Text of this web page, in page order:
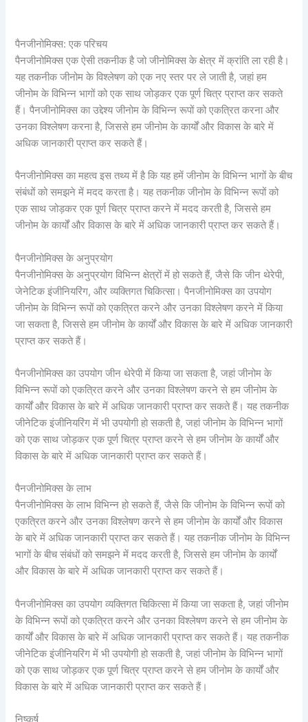
पैनजीनोमिक्स: एक परिचय
पैनजीनोमिक्स एक ऐसी तकनीक है जो जीनोमिक्स के क्षेत्र में क्रांति ला रही है।
यह तकनीक जीनोम के विश्लेषण को एक नए स्तर पर ले जाती है, जहां हम
जीनोम के विभिन्न भागों को एक साथ जोड़कर एक पूर्ण चित्र प्राप्त कर सकते
हैं। पैनजीनोमिक्स का उद्देश्य जीनोम के विभिन्न रूपों को एकत्रित करना और
उनका विश्लेषण करना है, जिससे हम जीनोम के कार्यों और विकास के बारे में
अधिक जानकारी प्राप्त कर सकते हैं।
पैनजीनोमिक्स का महत्व इस तथ्य में है कि यह हमें जीनोम के विभिन्न भागों के बीच
संबंधों को समझने में मदद करता है। यह तकनीक जीनोम के विभिन्न रूपों को
एक साथ जोड़कर एक पूर्ण चित्र प्राप्त करने में मदद करती है, जिससे हम
जीनोम के कार्यों और विकास के बारे में अधिक जानकारी प्राप्त कर सकते हैं।
पैनजीनोमिक्स के अनुप्रयोग
पैनजीनोमिक्स के अनुप्रयोग विभिन्न क्षेत्रों में हो सकते हैं, जैसे कि जीन थेरेपी,
जेनेटिक इंजीनियरिंग, और व्यक्तिगत चिकित्सा। पैनजीनोमिक्स का उपयोग
जीनोम के विभिन्न रूपों को एकत्रित करने और उनका विश्लेषण करने में किया
जा सकता है, जिससे हम जीनोम के कार्यों और विकास के बारे में अधिक जानकारी
प्राप्त कर सकते हैं।
पैनजीनोमिक्स का उपयोग जीन थेरेपी में किया जा सकता है, जहां जीनोम के
विभिन्न रूपों को एकत्रित करने और उनका विश्लेषण करने से हम जीनोम के
कार्यों और विकास के बारे में अधिक जानकारी प्राप्त कर सकते हैं। यह तकनीक
जीनेटिक इंजीनियरिंग में भी उपयोगी हो सकती है, जहां जीनोम के विभिन्न भागों
को एक साथ जोड़कर एक पूर्ण चित्र प्राप्त करने से हम जीनोम के कार्यों और
विकास के बारे में अधिक जानकारी प्राप्त कर सकते हैं।
पैनजीनोमिक्स के लाभ
पैनजीनोमिक्स के लाभ विभिन्न हो सकते हैं, जैसे कि जीनोम के विभिन्न रूपों को
एकत्रित करने और उनका विश्लेषण करने से हम जीनोम के कार्यों और विकास
के बारे में अधिक जानकारी प्राप्त कर सकते हैं। यह तकनीक जीनोम के विभिन्न
भागों के बीच संबंधों को समझने में मदद करती है, जिससे हम जीनोम के कार्यों
और विकास के बारे में अधिक जानकारी प्राप्त कर सकते हैं।
पैनजीनोमिक्स का उपयोग व्यक्तिगत चिकित्सा में किया जा सकता है, जहां जीनोम
के विभिन्न रूपों को एकत्रित करने और उनका विश्लेषण करने से हम जीनोम के
कार्यों और विकास के बारे में अधिक जानकारी प्राप्त कर सकते हैं। यह तकनीक
जीनेटिक इंजीनियरिंग में भी उपयोगी हो सकती है, जहां जीनोम के विभिन्न भागों
को एक साथ जोड़कर एक पूर्ण चित्र प्राप्त करने से हम जीनोम के कार्यों और
विकास के बारे में अधिक जानकारी प्राप्त कर सकते हैं।
निष्कर्ष